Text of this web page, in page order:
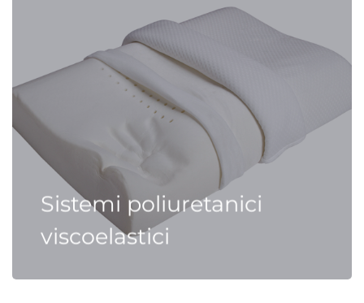
Sistemi poliuretanici
viscoelastici